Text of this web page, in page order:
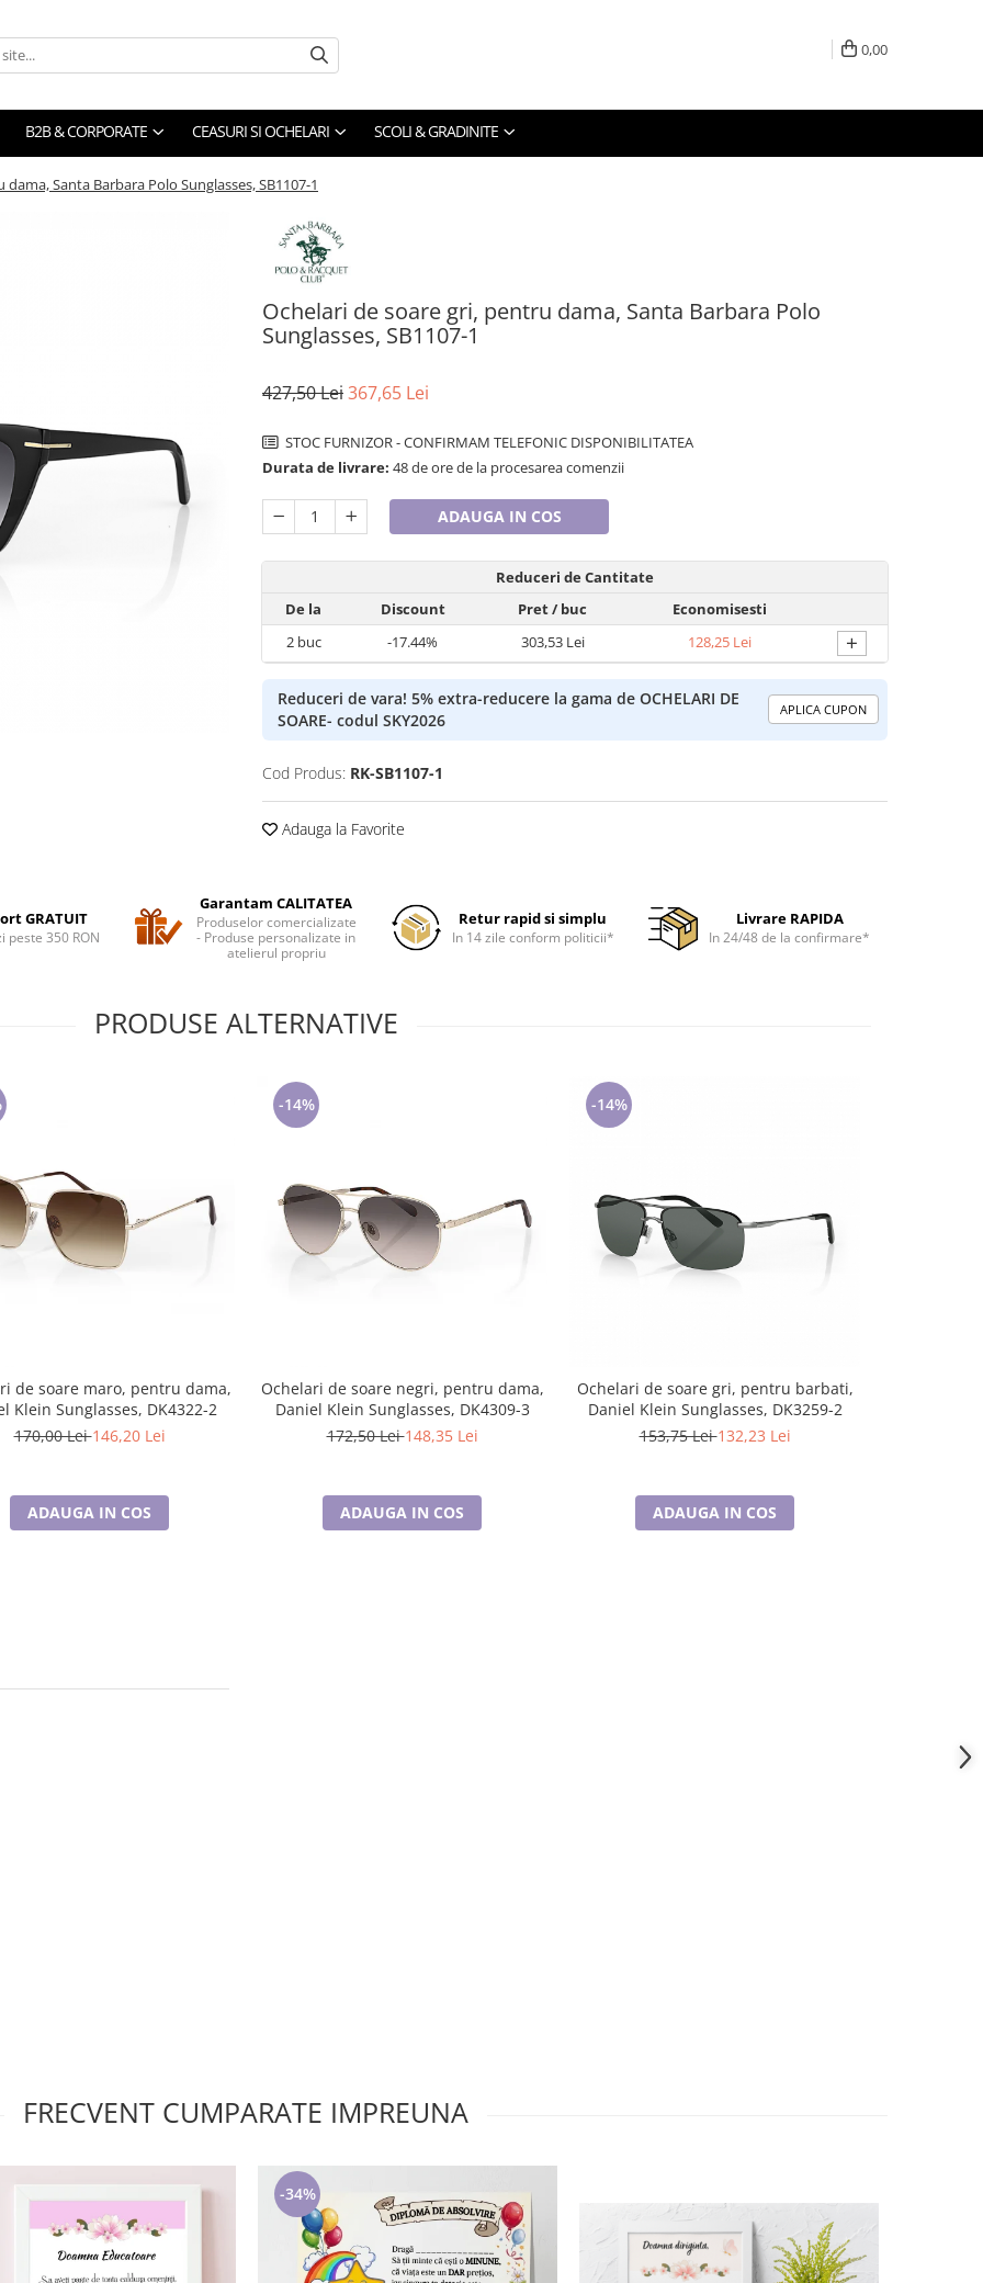
0,00
B2B & CORPORATE CEASURI SI OCHELARI SCOLI & GRADINITE
Santa Barbara Polo Sunglasses, SB1107-1
Ochelari de soare gri, pentru dama, Santa Barbara Polo
Sunglasses, SB1107-1
427,50 Lei367,65 Lei
STOC FURNIZOR - CONFIRMAM TELEFONIC DISPONIBILITATEA
Durata de livrare: 48 de ore de la procesarea comenzii
ADAUGA IN COS
Reduceri de Cantitate
De la
Discount Pret/ buc
Economisesti
2buc -17.44% 303,53 Lei 128,25 Lei +
Reduceri de vara! 5% extra-reducere la gama de OCHELARI DE
SOARE- codul SKY2026
APLICA CUPON
Cod Produs: RK-SB1107-1
Adauga la Favorite
GRATUIT
peste 350 RON
Garantam CALITATEA
Produselor comercializate
- Produse personalizate in
atelierul propriu
Retur rapid si simplu
In 14 zile conform politicii*
Livrare RAPIDA
In 24/48 de la confirmare*
PRODUSE ALTERNATIVE
de soare maro, pentru dama,
Klein Sunglasses, DK4322-2
170,00 Lei146,20 Lei
ADAUGA IN COS
-14%
Ochelari de soare negri, pentru dama,
Daniel Klein Sunglasses, DK4309-3
172,50 Lei148,35 Lei
ADAUGA IN COS
-14%
Ochelari de soare gri, pentru barbati,
Daniel Klein Sunglasses, DK3259-2
153,75 Lei132,23 Lei
ADAUGA IN COS
FRECVENT CUMPARATE IMPREUNA
-34%